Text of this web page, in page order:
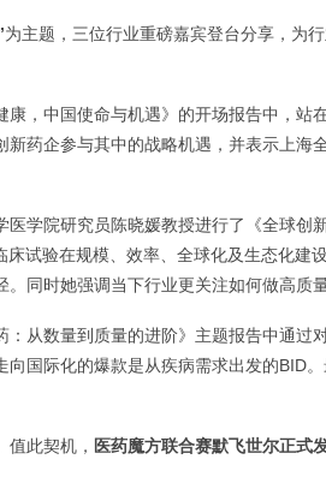
为主题，三位行业重磅嘉宾登台分享，为
康，中国使命与机遇》的开场报告中，站
药企参与其中的战略机遇，并表示上海
学院研究员陈晓媛教授进行了《全球创
试验在规模、效率、全球化及生态化建
同时她强调当下行业更关注如何做高质
从数量到质量的进阶》主题报告中通过
国际化的爆款是从疾病需求出发的BID
此契机， 医药魔方联合赛默飞世尔正式